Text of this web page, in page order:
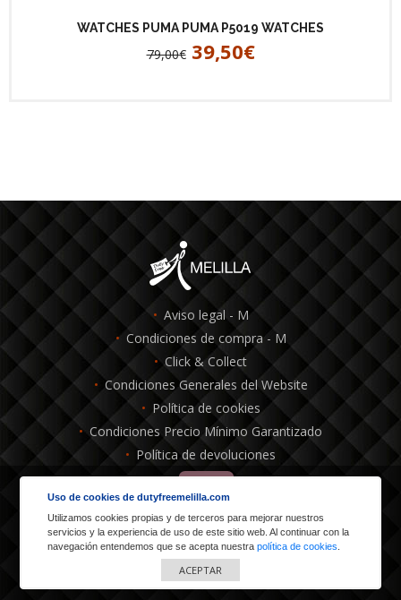
WATCHES PUMA PUMA P5019 WATCHES
79,00€39,50€
Aviso legal - M
Condiciones de compra - M
Click & Collect
Condiciones Generales del Website
Política de cookies
Condiciones Precio Mínimo Garantizado
Política de devoluciones
Powered by
Dutyfree Melilla: Avda. Reyes Católicos, 2, 52002 Melilla - España
Uso de cookies de dutyfreemelilla.com
Utilizamos cookies propias y de terceros para mejorar nuestros
servicios y la experiencia de uso de este sitio web. Al continuar con la
navegación entendemos que se acepta nuestrapolítica de cookies
ACEPTAR